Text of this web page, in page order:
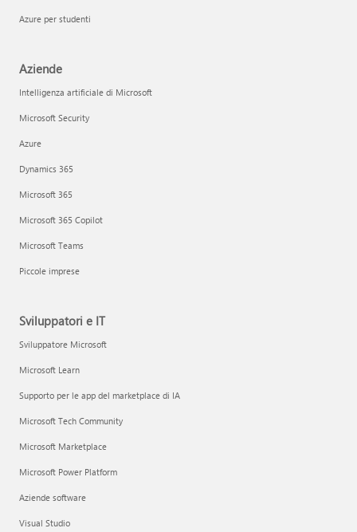
Azure per studenti
Aziende
Intelligenza artificiale di Microsoft
Microsoft Security
Azure
Dynamics 365
Microsoft 365
Microsoft 365 Copilot
Microsoft Teams
Piccole imprese
Sviluppatori e IT
Sviluppatore Microsoft
Microsoft Learn
Supporto per le app del marketplace di IA
Microsoft Tech Community
Microsoft Marketplace
Microsoft Power Platform
Aziende software
Visual Studio